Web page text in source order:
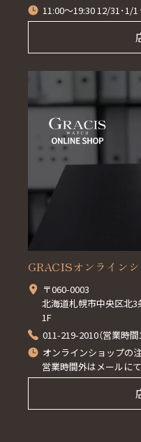
11:00～19:30 12/31･1/
GRACISオンライン
〒060-0003
北海道札幌市中央区北
1F
011-219-2010（営業時間
オンラインショップの
営業時間外はメールに